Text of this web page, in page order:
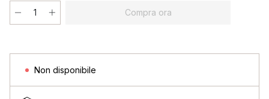
Compra ora
Non disponibile